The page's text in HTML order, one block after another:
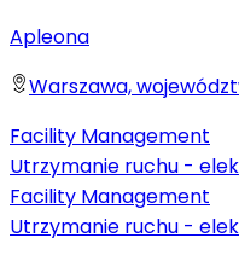
Apleona
Warszawa,
Facility Management
Utrzymanie ruchu -
Facility Management
Utrzymanie ruchu -